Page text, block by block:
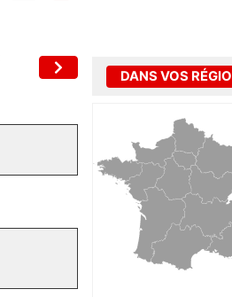
DANS VOS